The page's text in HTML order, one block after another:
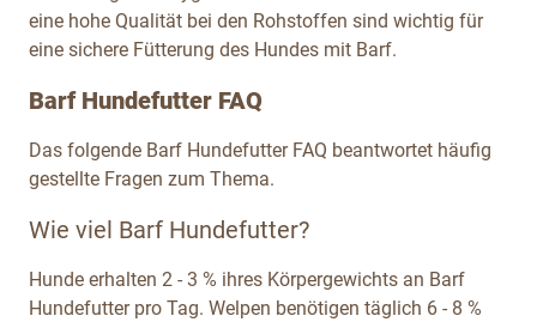
eine hohe Qualität bei den Rohstoffen sind wichtig für
eine sichere Fütterung des Hundes mit Barf.
Barf Hundefutter FAQ
Das folgende Barf Hundefutter FAQ beantwortet häufig
gestellte Fragen zum Thema.
Wie viel Barf Hundefutter?
Hunde erhalten 2 - 3 % ihres Körpergewichts an Barf
Hundefutter pro Tag. Welpen benötigen täglich 6 - 8 %